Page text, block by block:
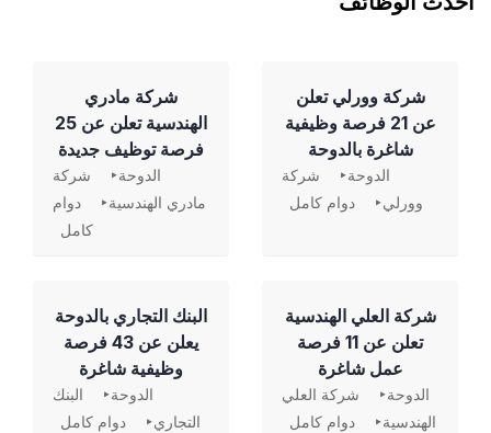
شركة وورلي تعلن
عن 21 فرصة وظيفية
شاغرة بالدوحة
الدوحة
شركة
وورلي
دوام كامل
شركة مادري
الهندسية تعلن عن 25
فرصة توظيف جديدة
الدوحة
شركة
مادري الهندسية
دوام
كامل
شركة العلي الهندسية
تعلن عن 11 فرصة
عمل شاغرة
الدوحة
شركة العلي
الهندسية
دوام كامل
‏البنك التجاري بالدوحة
يعلن عن 43 فرصة
وظيفية شاغرة
الدوحة
البنك
التجاري
دوام كامل